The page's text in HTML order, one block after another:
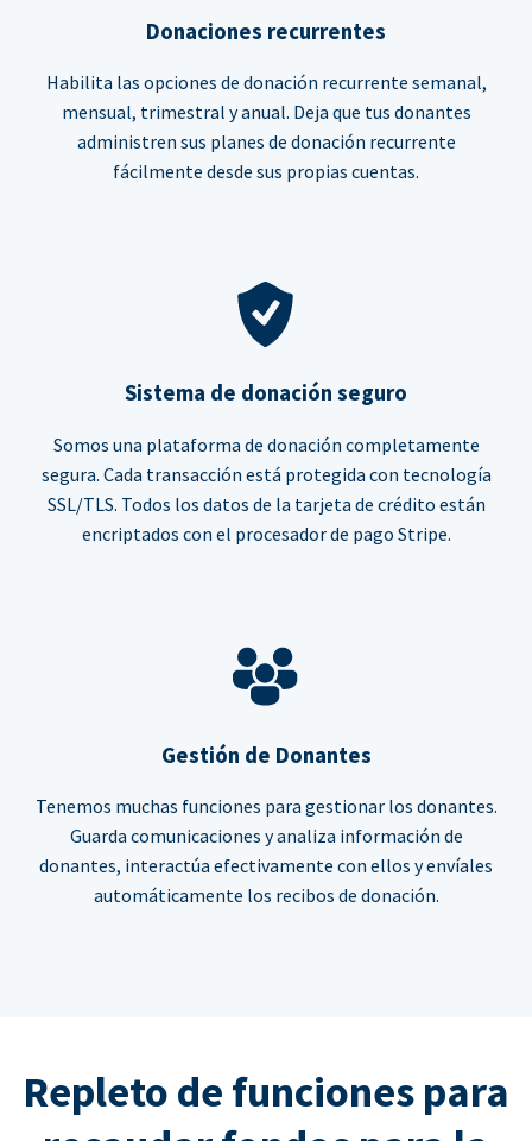
Donaciones recurrentes
Habilita las opciones de donación recurrente semanal,
mensual, trimestral y anual. Deja que tus donantes
administren sus planes de donación recurrente
fácilmente desde sus propias cuentas.
Sistema de donación seguro
Somos una plataforma de donación completamente
segura. Cada transacción está protegida con tecnología
SSL/TLS. Todos los datos de la tarjeta de crédito están
encriptados con el procesador de pago Stripe.
Gestión de Donantes
Tenemos muchas funciones para gestionar los donantes.
Guarda comunicaciones y analiza información de
donantes, interactúa efectivamente con ellos y envíales
automáticamente los recibos de donación.
Repleto de funciones para